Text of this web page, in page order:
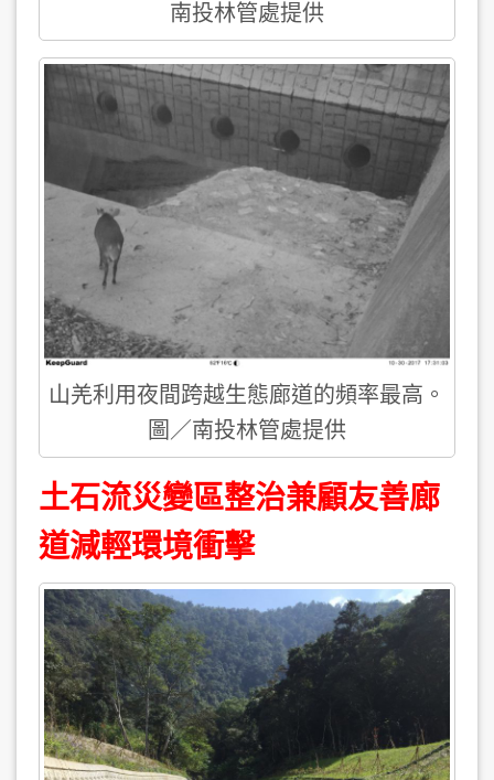
南投林管處提供
山羌利用夜間跨越生態廊道的頻率最高。
圖／南投林管處提供
土石流災變區整治兼顧友善廊
道減輕環境衝擊